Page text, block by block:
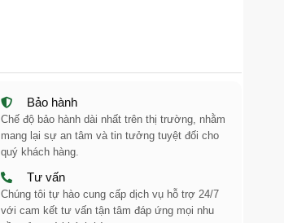
Bảo hành
Chế độ bảo hành dài nhất trên thị trường, nhằm
mang lại sự an tâm và tin tưởng tuyệt đối cho
quý khách hàng.
Tư vấn
Chúng tôi tự hào cung cấp dịch vụ hỗ trợ 24/7
với cam kết tư vấn tận tâm đáp ứng mọi nhu